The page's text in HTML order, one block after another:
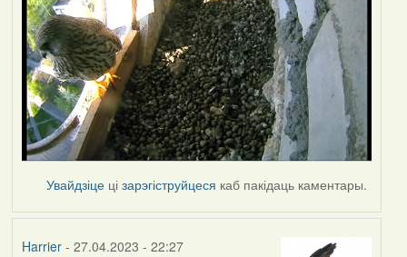
Увайдзіце цізарэгіструйцеся каб пакідаць каментары.
Harrier- 27.04.2023 - 22:27